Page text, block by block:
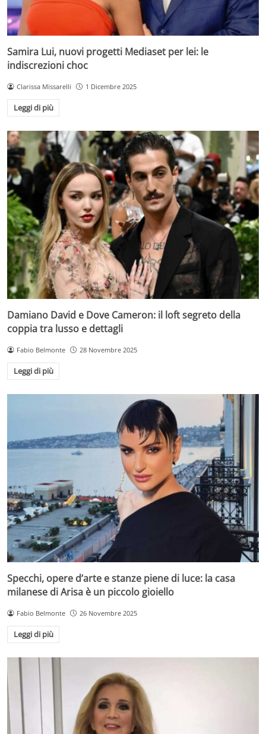
Samira Lui, nuovi progetti Mediaset per lei: le
indiscrezioni choc
Clarissa Missarelli 1 Dicembre 2025
Leggi di più
Damiano David e Dove Cameron: il loft segreto della
coppia tra lusso e dettagli
Fabio Belmonte 28 Novembre 2025
Leggi di più
Specchi, opere d’arte e stanze piene di luce: la casa
milanese di Arisa è un piccolo gioiello
Fabio Belmonte 26 Novembre 2025
Leggi di più